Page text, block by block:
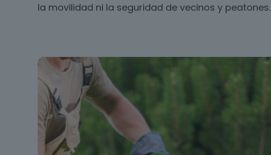
la movilidad ni la seguridad de vecinos y peatones.